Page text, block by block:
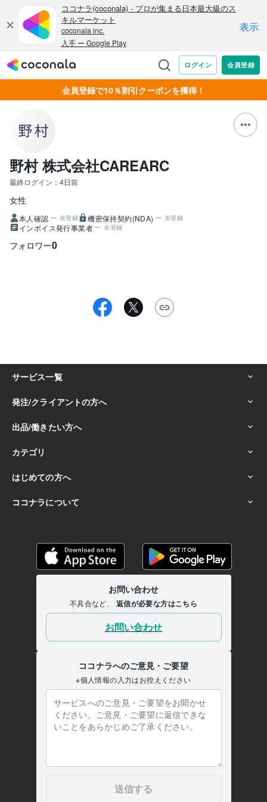
会員登録で10％割引クーポンを獲得！
野村 株式会社CAREARC
最終ログイン： 4日前
女性
本人確認 未登録 機密保持契約(NDA) 未登録
インボイス発行事業者 未登録
フォロワー0